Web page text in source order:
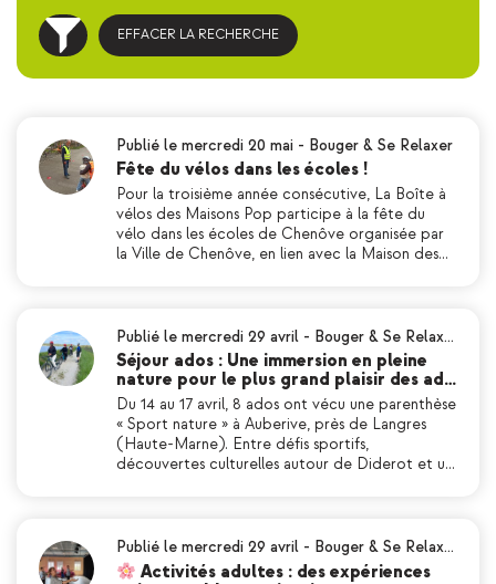
EFFACER LA RECHERCHE
Publié le mercredi 20 mai - Bouger & Se Relaxer
Fête du vélos dans les écoles !
Pour la troisième année consécutive, La Boîte à
vélos des Maisons Pop participe à la fête du
vélo dans les écoles de Chenôve organisée par
la Ville de Chenôve, en lien avec la Maison des…
Publié le mercredi 29 avril - Bouger & Se Relax…
Séjour ados : Une immersion en pleine
nature pour le plus grand plaisir des ad…
Du 14 au 17 avril, 8 ados ont vécu une parenthèse
« Sport nature » à Auberive, près de Langres
(Haute-Marne). Entre défis sportifs,
découvertes culturelles autour de Diderot et u…
Publié le mercredi 29 avril - Bouger & Se Relax…
Activités adultes : des expériences